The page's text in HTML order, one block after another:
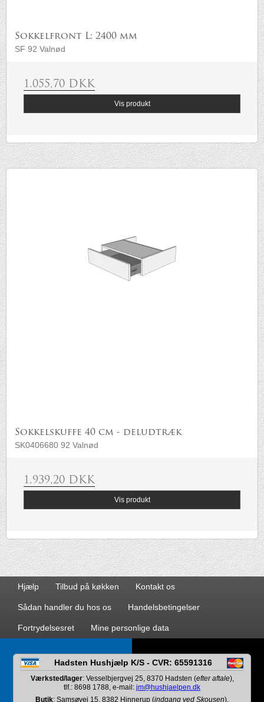
Sokkelfront L: 2400 mm
SF 92 Valnød
1.055,70 DKK
Vis produkt
Sokkelskuffe 40 cm - deludtræk
SK0406680 92 Valnød
1.939,20 DKK
Vis produkt
Hjælp Tilbud på køkken Kontakt os
Sådan handler du hos os Handelsbetingelser
Fortrydelsesret Mine personlige data
Hadsten Hushjælp K/S - CVR: 65591316
Værksted/lager: Vesselbjergvej 25, 8370 Hadsten (efter aftale),
tlf.: 8698 1788, e-mail: jm@hushjaelpen.dk
Butik: Samsøvej 15, 8382 Hinnerup (indgang ved Skousen),